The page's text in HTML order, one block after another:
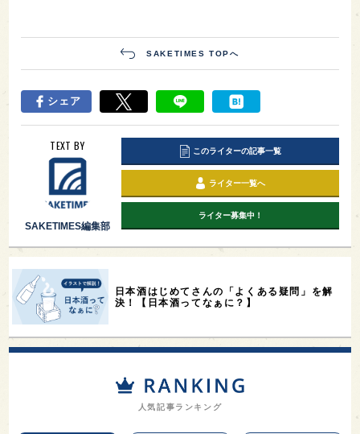
SAKETIMES TOPへ
シェア
TEXT BY
SAKETIMES編集部
このライターの記事一覧
ライター一覧へ
ライター募集中！
日本酒はじめてさんの「よくある疑問」を解
決！【日本酒ってなぁに？】
人気記事ランキング